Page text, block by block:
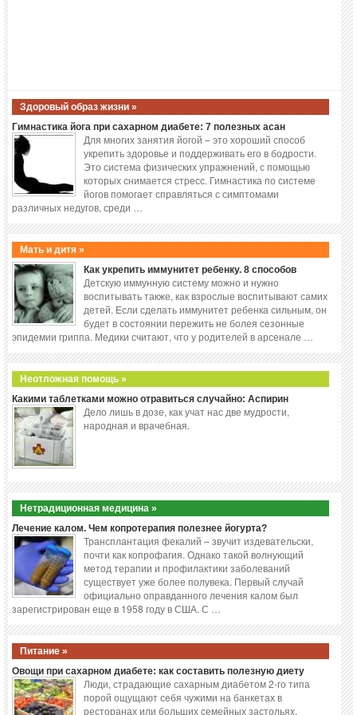
Здоровый образ жизни »
Гимнастика йога при сахарном диабете: 7 полезных асан
Для многих занятия йогой – это хороший способ
укрепить здоровье и поддерживать его в бодрости.
Это система физических упражнений, с помощью
которых снимается стресс. Гимнастика по системе
йогов помогает справляться с симптомами
различных недугов, среди …
Мать и дитя »
Как укрепить иммунитет ребенку. 8 способов
Детскую иммунную систему можно и нужно
воспитывать также, как взрослые воспитывают самих
детей. Если сделать иммунитет ребенка сильным, он
будет в состоянии пережить не болея сезонные
эпидемии гриппа. Медики считают, что у родителей в арсенале …
Неотложная помощь »
Какими таблетками можно отравиться случайно: Аспирин
Дело лишь в дозе, как учат нас две мудрости,
народная и врачебная.
Нетрадиционная медицина »
Лечение калом. Чем копротерапия полезнее йогурта?
Трансплантация фекалий – звучит издевательски,
почти как копрофагия. Однако такой волнующий
метод терапии и профилактики заболеваний
существует уже более полувека. Первый случай
официально оправданного лечения калом был
зарегистрирован еще в 1958 году в США. С …
Питание »
Овощи при сахарном диабете: как составить полезную диету
Люди, страдающие сахарным диабетом 2-го типа
порой ощущают себя чужими на банкетах в
ресторанах или больших семейных застольях.